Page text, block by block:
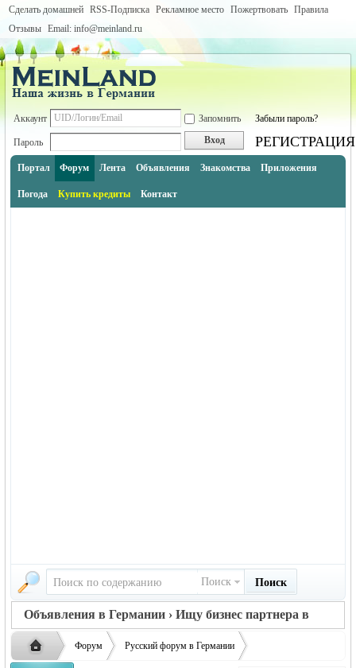
Сделать домашней RSS-Подписка Рекламное место Пожертвовать Правила
Отзывы Email: info@meinland.ru
Аккаунт Запомнить Забыли пароль?
Пароль Вход РЕГИСТРАЦИЯ
Портал Форум Лента Объявления Знакомства Приложения
Погода Купить кредиты Контакт
Поиск Поиск
Объявления в Германии › Ищу бизнес партнера в
ГерманииФорум Русский форум в Германии